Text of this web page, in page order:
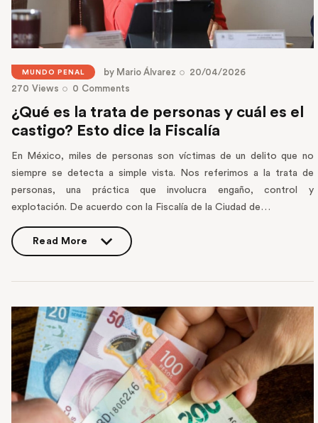
MUNDO PENAL by Mario Álvarez
20/04/2026
270 Views 0 Comments
¿Qué es la trata de personas y cuál es el
castigo? Esto dice la Fiscalía
En México, miles de personas son víctimas de un delito que no
siempre se detecta a simple vista. Nos referimos a la trata de
personas, una práctica que involucra engaño, control y
explotación. De acuerdo con la Fiscalía de la Ciudad de…
Read More